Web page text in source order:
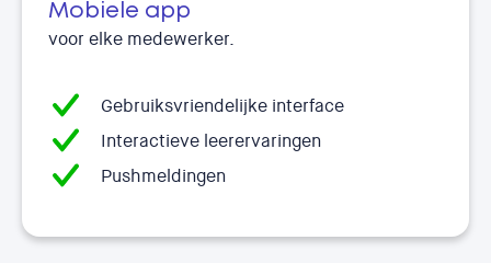
Mobiele app
voor elke medewerker.
Gebruiksvriendelijke interface
Interactieve leerervaringen
Pushmeldingen